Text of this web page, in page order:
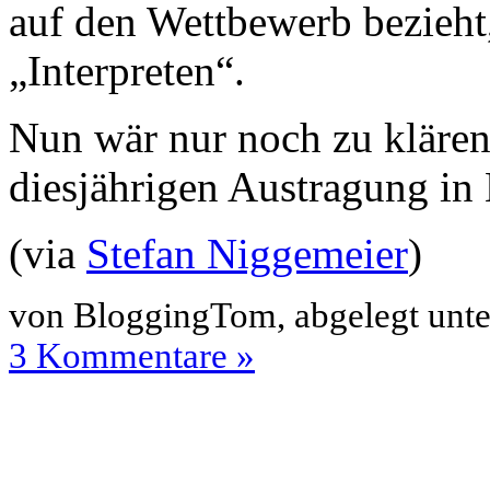
auf den Wettbewerb
„Interpreten“.
Nun wär nur noch zu
diesjährigen Austragung
(via Stefan Niggemeier)
von BloggingTom, abgelegt
3 Kommentare »